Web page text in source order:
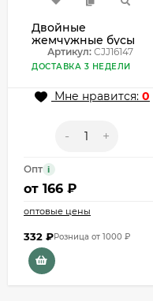
Двойные
жемчужные бусы
пастельного
розового оттенка
Артикул: CJJ16147
ДОСТАВКА 3 НЕДЕЛИ
Мне нравится: 0
- +
Опт i
от 166 ₽
оптовые цены
332 ₽Розница от 1000 ₽